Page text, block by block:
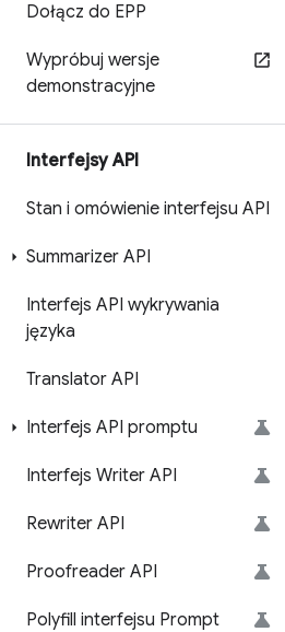
Dołącz do EPP
Wypróbuj wersje
demonstracyjne
Interfejsy API
Stan i omówienie interfejsu API
Summarizer API
Interfejs API wykrywania
języka
Translator API
Interfejs API promptu
Interfejs Writer API
Rewriter API
Proofreader API
Polyfill interfejsu Prompt